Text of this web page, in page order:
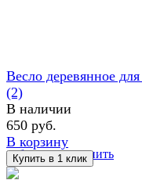
избранное сравнить
Весло деревянное
(2)
В наличии
650 руб.
В корзину